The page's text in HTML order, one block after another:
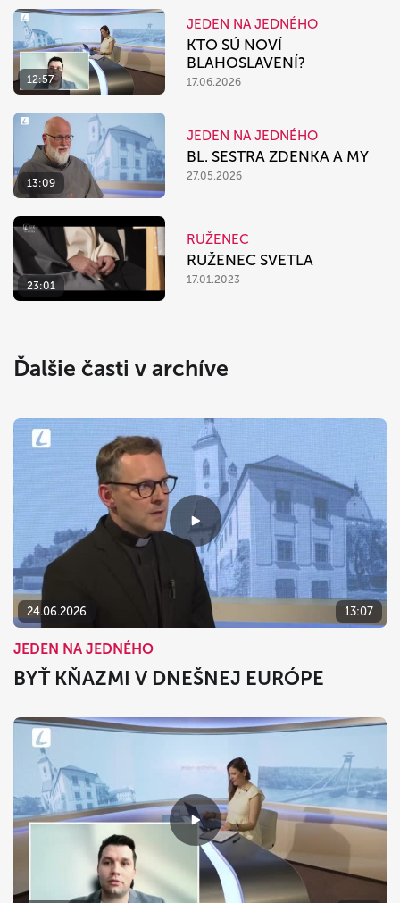
12:57
JEDEN NA JEDNÉHO
KTO SÚ NOVÍ
BLAHOSLAVENÍ?
17.06.2026
13:09
JEDEN NA JEDNÉHO
BL. SESTRA ZDENKA A MY
27.05.2026
23:01
RUŽENEC
RUŽENEC SVETLA
17.01.2023
Ďalšie časti v archíve
24.06.2026 13:07
JEDEN NA JEDNÉHO
BYŤ KŇAZMI V DNEŠNEJ EURÓPE